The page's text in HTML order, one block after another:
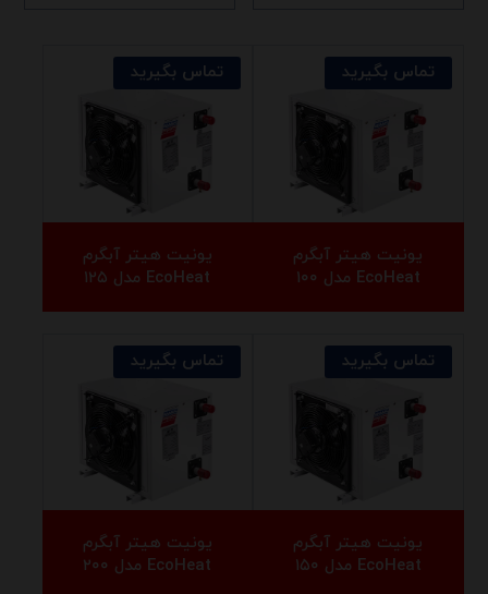
یونیت هیتر آبگرم
EcoHeat مدل ۱۰۰
تماس بگیرید
یونیت هیتر آبگرم
EcoHeat مدل ۱۲۵
تماس بگیرید
یونیت هیتر آبگرم
EcoHeat مدل ۱۵۰
تماس بگیرید
یونیت هیتر آبگرم
EcoHeat مدل ۲۰۰
تماس بگیرید